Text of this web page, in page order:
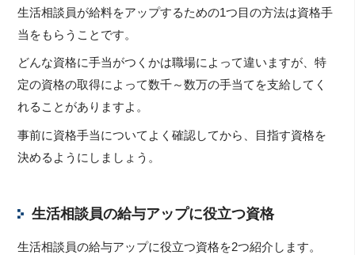
生活相談員が給料をアップするための1つ目の方法は資格手
当をもらうことです。
どんな資格に手当がつくかは職場によって違いますが、特
定の資格の取得によって数千～数万の手当てを支給してく
れることがありますよ。
事前に資格手当についてよく確認してから、目指す資格を
決めるようにしましょう。
生活相談員の給与アップに役立つ資格
生活相談員の給与アップに役立つ資格を2つ紹介します。